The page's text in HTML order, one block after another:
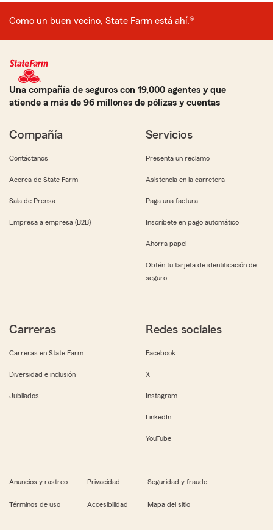
Como un buen vecino, State Farm está ahí.®
Una compañía de seguros con 19,000 agentes y que
atiende a más de 96 millones de pólizas y cuentas
Compañía
Contáctanos
Acerca de State Farm
Sala de Prensa
Empresa a empresa (B2B)
Servicios
Presenta un reclamo
Asistencia en la carretera
Paga una factura
Inscríbete en pago automático
Ahorra papel
Obtén tu tarjeta de identificación de
seguro
Carreras
Carreras en State Farm
Diversidad e inclusión
Jubilados
Redes sociales
Facebook
X
Instagram
LinkedIn
YouTube
Anuncios y rastreo Privacidad Seguridad y fraude
Términos de uso Accesibilidad Mapa del sitio